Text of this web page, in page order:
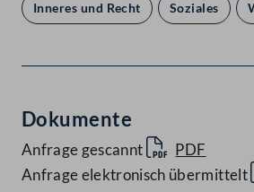
Inneres und Recht Soziales
Dokumente
Anfrage gescannt
PDF
Anfrage elektronisch übermittelt